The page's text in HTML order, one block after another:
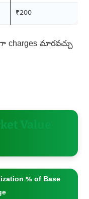
₹200
charges మారవచ్చు
Value
% of Base